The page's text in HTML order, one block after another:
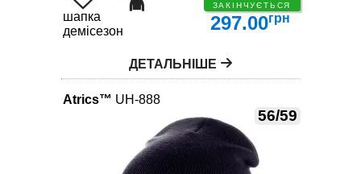
ЗАКІНЧУЄТЬСЯ
шапка
демісезон
297.00грн
ДЕТАЛЬНІШЕ
Atrics™ UH-888
56/59